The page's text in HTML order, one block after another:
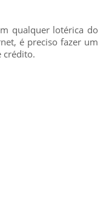
qualquer lotérica do
é preciso fazer um
crédito.